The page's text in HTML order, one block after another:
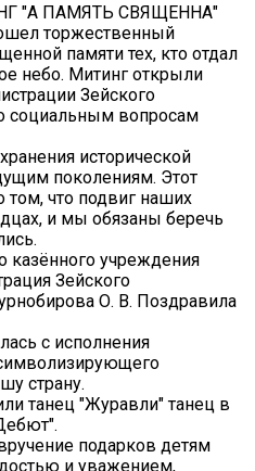
"А ПАМЯТЬ СВЯЩЕННА"
торжественный
памяти тех, кто отдал
небо. Митинг открыли
Зейского
социальным вопросам
исторической
поколениям. Этот
том, что подвиг наших
и мы обязаны беречь
казённого учреждения
Зейского
О. В. Поздравила
с исполнения
страну.
танец "Журавли" танец в
подарков детям
и уважением,